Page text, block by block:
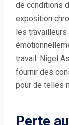
de conditions
exposition
les travailleurs
travail. Nigel
fournir des
pour de telles
Perte